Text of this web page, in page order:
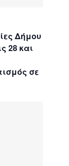
Δήμου
28 και
σε